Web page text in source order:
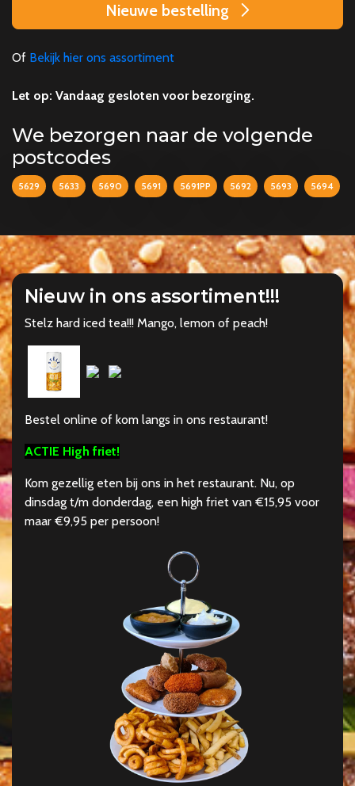
Nieuwe bestelling
Of Bekijk hier ons assortiment
Let op: Vandaag gesloten voor bezorging.
We bezorgen naar de volgende
postcodes
5629 5633 5690 5691 5691PP 5692 5693 5694
Nieuw in ons assortiment!!!
Stelz hard iced tea!!! Mango, lemon of peach!
Bestel online of kom langs in ons restaurant!
ACTIE High friet!
Kom gezellig eten bij ons in het restaurant. Nu, op
dinsdag t/m donderdag, een high friet van €15,95 voor
maar €9,95 per persoon!